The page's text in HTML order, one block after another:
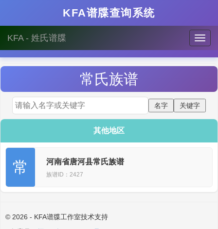
KFA谱牒查询系统
KFA - 姓氏谱牒
常氏族谱
其他地区
常 河南省唐河县常氏族谱
族谱ID：2427
© 2026 - KFA谱牒工作室技术支持